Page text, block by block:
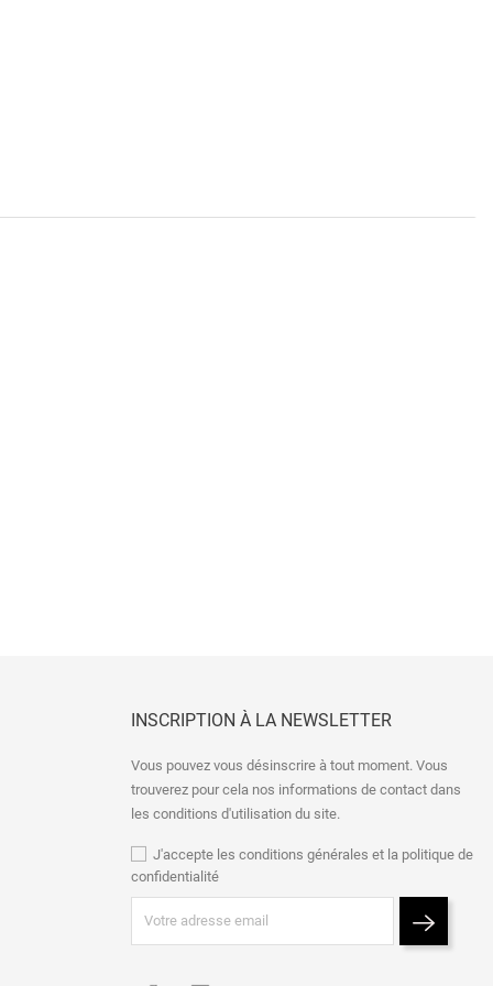
INSCRIPTION À LA NEWSLETTER
Vous pouvez vous désinscrire à tout moment. Vous
trouverez pour cela nos informations de contact dans
les conditions d'utilisation du site.
J'accepte les conditions générales et la politique de
confidentialité